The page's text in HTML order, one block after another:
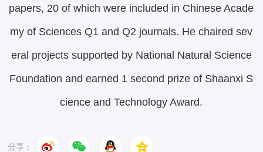
papers, 20 of which were included in Chinese Acade
my of Sciences Q1 and Q2 journals. He chaired sev
eral projects supported by National Natural Science
Foundation and earned 1 second prize of Shaanxi S
cience and Technology Award.
分享：